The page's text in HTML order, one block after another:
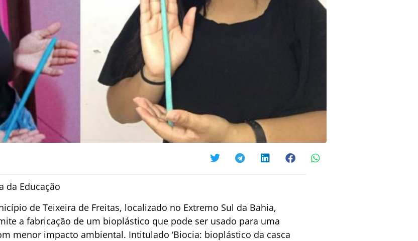
da Educação
de Teixeira de Freitas, localizado no Extremo Sul da Bahia,
a fabricação de um bioplástico que pode ser usado para uma
menor impacto ambiental. Intitulado ‘Biocia: bioplástico da casca